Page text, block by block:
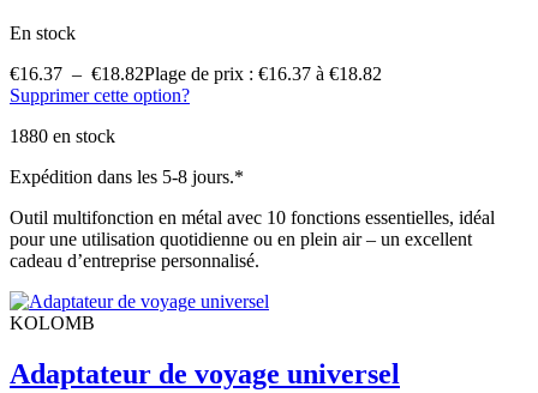
En stock
€16.37 – €18.82Plage de prix : €16.37 à €18.82
Supprimer cette option?
1880 en stock
Expédition dans les 5-8 jours.*
Outil multifonction en métal avec 10 fonctions essentielles, idéal
pour une utilisation quotidienne ou en plein air – un excellent
cadeau d’entreprise personnalisé.
KOLOMB
Adaptateur de voyage universel